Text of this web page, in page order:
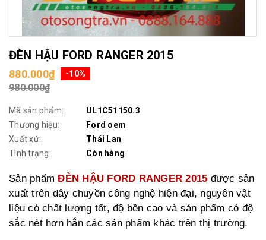
ĐÈN HẬU FORD RANGER 2015
880.000₫ -10%
980.000₫
Mã sản phẩm:
UL1C51150.3
Thương hiệu:
Ford oem
Xuất xứ:
Thái Lan
Tình trạng:
Còn hàng
Sản phẩmĐÈN HẬU FORD RANGER 2015 được sản
xuất trên dây chuyền công nghệ hiện đại, nguyên vật
liệu có chất lượng tốt, độ bền cao và sản phẩm có độ
sắc nét hơn hẳn các sản phẩm khác trên thị trường.